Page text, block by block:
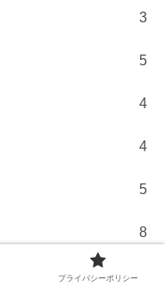
3
5
4
4
5
8
13
プライバシーポリシー